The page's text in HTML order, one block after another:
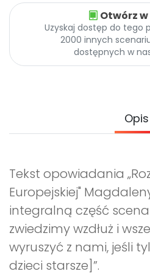
Archiwalne numery
Pomoc
Otwórz
Uzyskaj dostęp do tego
2000 innych
dostępnych w
Opis
Tekst opowiadania
Europejskiej"
integralną część
zwiedzimy wzdłuż i
wyruszyć z nami, jeśli
dzieci starsze]”.